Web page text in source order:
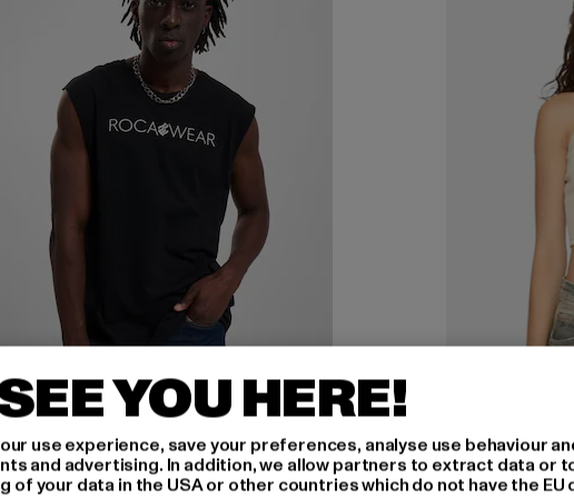
YOU HERE!
use experience, save your preferences, analyse use behaviour
and advertising. In addition, we allow partners to extract data or
of your data in the USA or other countries which do not have the EU